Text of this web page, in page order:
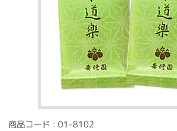
商品コード : 01-8102